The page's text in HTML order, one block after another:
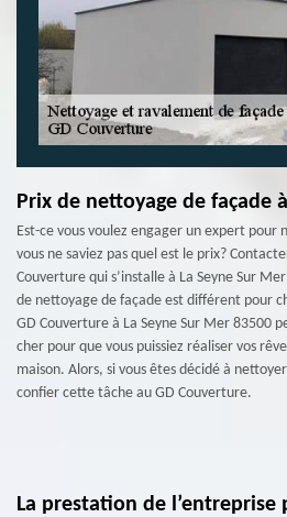
Prix de nettoyage de façade
Est-ce vous voulez engager un expert
vous ne saviez pas quel est le prix?
Couverture qui s’installe à La Seyne Sur
de nettoyage de façade est différent pour
GD Couverture à La Seyne Sur Mer 83500
cher pour que vous puissiez réaliser vos
maison. Alors, si vous êtes décidé à
confier cette tâche au GD Couverture.
La prestation de